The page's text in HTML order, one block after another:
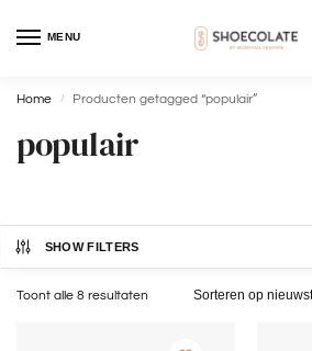
MENU
Home / Producten getagged “populair”
populair
SHOW FILTERS
Toont alle 8 resultaten